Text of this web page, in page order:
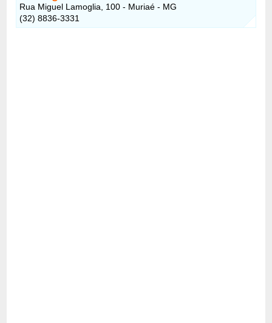
Rua Miguel Lamoglia, 100 - Muriaé - MG
(32) 8836-3331